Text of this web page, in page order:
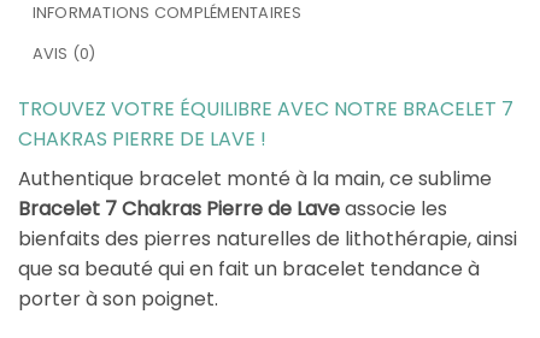
INFORMATIONS COMPLÉMENTAIRES
AVIS (0)
TROUVEZ VOTRE ÉQUILIBRE AVEC NOTRE BRACELET 7
CHAKRAS PIERRE DE LAVE !
Authentique bracelet monté à la main, ce sublime
Bracelet 7 Chakras Pierre de Laveassocie les
bienfaits des pierres naturelles de lithothérapie, ainsi
que sa beauté qui en fait un bracelet tendance à
porter à son poignet.